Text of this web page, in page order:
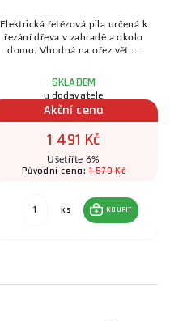
Elektrická řetězová pila určená k
řezání dřeva v zahradě a okolo
domu. Vhodná na ořez vět ...
SKLADEM
u dodavatele
Akční cena
1 491 Kč
Ušetříte 6%
Původní cena:1 579 Kč
ks KOUPIT